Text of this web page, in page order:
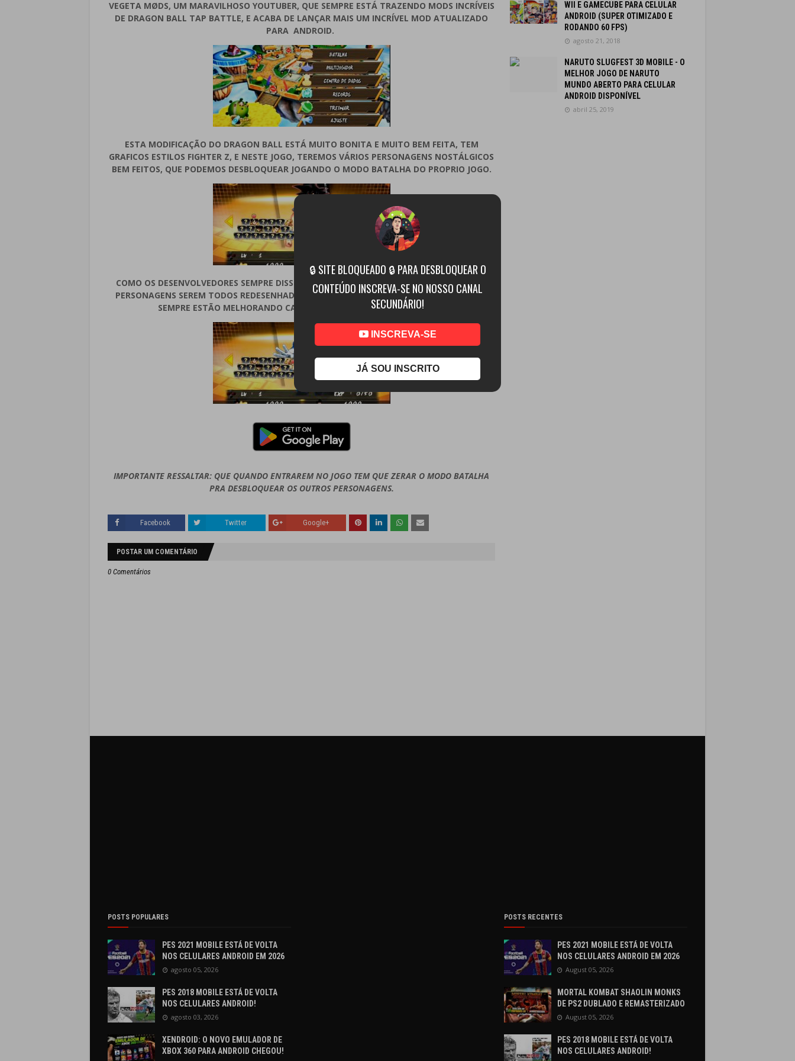
VEGETA MØDS, UM MARAVILHOSO YOUTUBER, QUE SEMPRE ESTÁ TRAZENDO MODS INCRÍVEIS
DE DRAGON BALL TAP BATTLE, E ACABA DE LANÇAR MAIS UM INCRÍVEL MOD ATUALIZADO
PARA ANDROID.
ESTA MODIFICAÇÃO DO DRAGON BALL ESTÁ MUITO BONITA E MUITO BEM FEITA, TEM
GRAFICOS ESTILOS FIGHTER Z, E NESTE JOGO, TEREMOS VÁRIOS PERSONAGENS NOSTÁLGICOS
BEM FEITOS, QUE PODEMOS DESBLOQUEAR JOGANDO O MODO BATALHA DO PROPRIO JOGO.
COMO OS DESENVOLVEDORES SEMPRE DISSERAM, O JOGO É BEM BONITO POR CONTA DOS
PERSONAGENS SEREM TODOS REDESENHADOS, E COM OS NOVOS REMAKES, OS CRIADORES
SEMPRE ESTÃO MELHORANDO CADA VEZ MAIS A CADA ATUALIZAÇÃO
IMPORTANTE RESSALTAR: QUE QUANDO ENTRAREM NO JOGO TEM QUE ZERAR O MODO BATALHA
PRA DESBLOQUEAR OS OUTROS PERSONAGENS.
Facebook Twitter Google+
POSTAR UM COMENTÁRIO
0 Comentários
WII E GAMECUBE PARA CELULAR
ANDROID (SUPER OTIMIZADO E
RODANDO 60 FPS)
agosto 21, 2018
NARUTO SLUGFEST 3D MOBILE - O
MELHOR JOGO DE NARUTO
MUNDO ABERTO PARA CELULAR
ANDROID DISPONÍVEL
abril 25, 2019
POSTS POPULARES
PES 2021 MOBILE ESTÁ DE VOLTA
NOS CELULARES ANDROID EM 2026
agosto 05, 2026
PES 2018 MOBILE ESTÁ DE VOLTA
NOS CELULARES ANDROID!
agosto 03, 2026
XENDROID: O NOVO EMULADOR DE
XBOX 360 PARA ANDROID CHEGOU!
POSTS RECENTES
PES 2021 MOBILE ESTÁ DE VOLTA
NOS CELULARES ANDROID EM 2026
August 05, 2026
MORTAL KOMBAT SHAOLIN MONKS
DE PS2 DUBLADO E REMASTERIZADO
August 05, 2026
PES 2018 MOBILE ESTÁ DE VOLTA
NOS CELULARES ANDROID!
🔒 SITE BLOQUEADO 🔒 PARA DESBLOQUEAR O
CONTEÚDO INSCREVA-SE NO NOSSO CANAL
SECUNDÁRIO!
INSCREVA-SE
JÁ SOU INSCRITO